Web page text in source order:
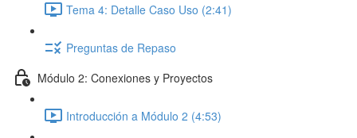
Tema 4: Detalle Caso Uso (2:41)
Preguntas de Repaso
Módulo 2: Conexiones y Proyectos
Introducción a Módulo 2 (4:53)